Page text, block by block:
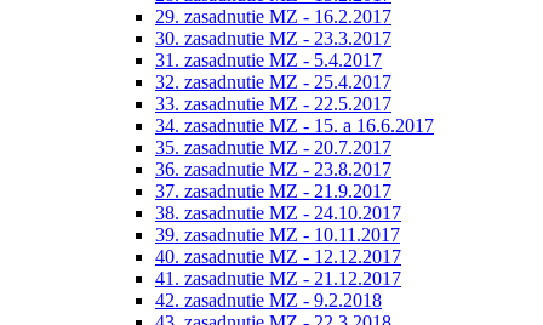
29. zasadnutie MZ - 16.2.2017
30. zasadnutie MZ - 23.3.2017
31. zasadnutie MZ - 5.4.2017
32. zasadnutie MZ - 25.4.2017
33. zasadnutie MZ - 22.5.2017
34. zasadnutie MZ - 15. a 16.6.2017
35. zasadnutie MZ - 20.7.2017
36. zasadnutie MZ - 23.8.2017
37. zasadnutie MZ - 21.9.2017
38. zasadnutie MZ - 24.10.2017
39. zasadnutie MZ - 10.11.2017
40. zasadnutie MZ - 12.12.2017
41. zasadnutie MZ - 21.12.2017
42. zasadnutie MZ - 9.2.2018